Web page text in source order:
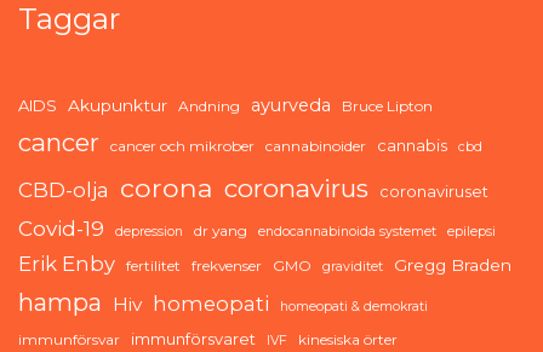
Taggar
AIDS Akupunktur Andning ayurveda Bruce Lipton
cancer cancer och mikrober cannabinoider cannabis cbd
CBD-olja corona coronavirus coronaviruset
Covid-19 depression dr yang endocannabinoida systemet epilepsi
Erik Enby fertilitet frekvenser GMO graviditet Gregg Braden
hampa Hiv homeopati homeopati & demokrati
immunförsvar immunförsvaret IVF kinesiska örter